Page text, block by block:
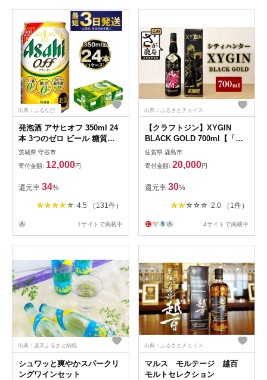
出典：ふるなび
発泡酒 アサヒオフ 350ml 24
本 3つのゼロ ビール 糖質ゼ
ロ アサヒオフ 350ml 24本 1
ケース アサヒ アサヒビール
お酒 アルコール 糖質 糖質制
限 カロリーゼロ ゼロカロリ
ー プリン体ゼロ
茨城県 守谷市
寄付金額: 12,000円
還元率 34%
4.5 （131件）
1サイトで掲載中
出典：ふるさとチョイス
【クラフトジン】XYGIN
BLACK GOLD 700ml【「シ
ティーハンター」×光武酒造
場】スピリッツ CITY
HUNTER ブラックゴールド
佐賀県 鹿島市
寄付金額: 20,000円
還元率 30%
2.0 （1件）
4サイトで掲載中
出典：楽天ふるさと納税
シュワッと爽やかスパークリ
ングワインセット
出典：ふるさとチョイス
マルス モルテージ 越百
モルトセレクション